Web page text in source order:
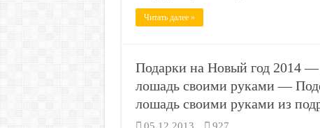
Читать далее »
Подарки на Новый год 2014
лошадь своими руками —
лошадь своими руками из
05.12.2013 927